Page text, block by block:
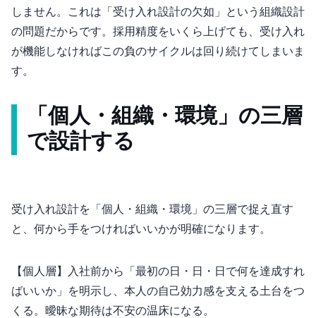
しません。これは「受け入れ設計の欠如」という組織設計
の問題だからです。採用精度をいくら上げても、受け入れ
が機能しなければこの負のサイクルは回り続けてしまいま
す。
「個人・組織・環境」の三層
で設計する
受け入れ設計を「個人・組織・環境」の三層で捉え直す
と、何から手をつければいいかが明確になります。
【個人層】入社前から「最初の30日・60日・90日で何を達成すれ
ばいいか」を明示し、本人の自己効力感を支える土台をつ
くる。曖昧な期待は不安の温床になる。